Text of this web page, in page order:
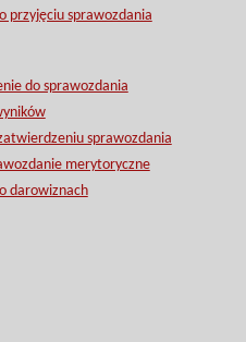
przyjęciu sprawozdania
do sprawozdania
sprawozdania
merytoryczne
darowiznach